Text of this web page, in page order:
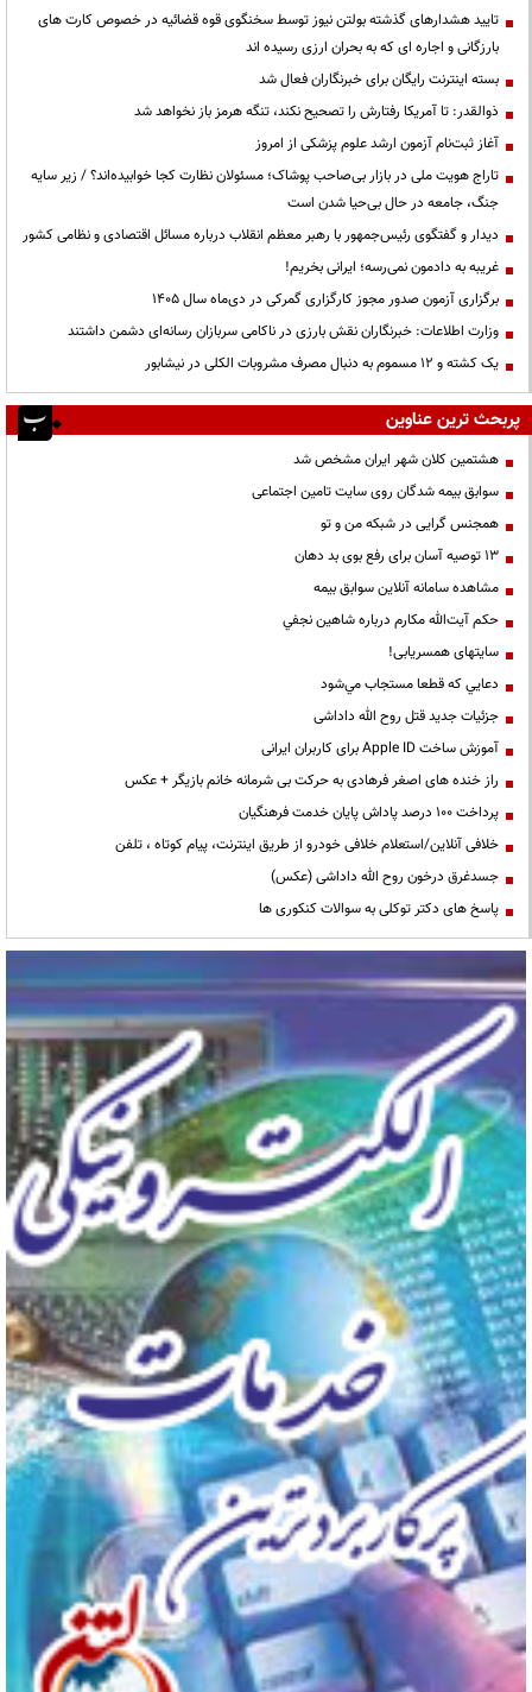
تایید هشدارهای گذشته بولتن نیوز توسط سخنگوی قوه قضائیه در خصوص کارت های
بارزگانی و اجاره ای که به بحران ارزی رسیده اند
بسته اینترنت رایگان برای خبرنگاران فعال شد
ذوالقدر: تا آمریکا رفتارش را تصحیح نکند، تنگه هرمز باز نخواهد شد
آغاز ثبت‌نام آزمون ارشد علوم پزشکی از امروز
تاراج هویت ملی در بازار بی‌صاحب پوشاک؛ مسئولان نظارت کجا خوابیده‌اند؟ / زیر سایه
جنگ، جامعه در حال بی‌حیا شدن است
دیدار و گفتگوی رئیس‌جمهور با رهبر معظم انقلاب درباره مسائل اقتصادی و نظامی کشور
غریبه به دادمون نمی‌رسه؛ ایرانی بخریم!
برگزاری آزمون صدور مجوز کارگزاری گمرکی در دی‌ماه سال ۱۴۰۵
وزارت اطلاعات: خبرنگاران نقش بارزی در ناکامی سربازان رسانه‌ای دشمن داشتند
یک کشته و ۱۲ مسموم به دنبال مصرف مشروبات الکلی در نیشابور
پربحث ترین عناوین
هشتمین کلان شهر ایران مشخص شد
سوابق بیمه شدگان روی سایت تامین اجتماعی
همجنس گرایی در شبکه من و تو
13 توصیه آسان برای رفع بوی بد دهان
مشاهده سامانه آنلاين سوابق بیمه
حكم آيت‌الله مكارم درباره شاهين نجفي
سایتهای همسریابی!
دعايي كه قطعا مستجاب مي‌شود
جزئیات جدید قتل روح الله داداشی
آموزش ساخت Apple ID برای کاربران ایرانی
راز خنده های اصغر فرهادی به حرکت بی شرمانه خانم بازیگر + عکس
پرداخت ۱۰۰ درصد پاداش پایان خدمت فرهنگیان
خلافی آنلاین/استعلام خلافی خودرو از طریق اینترنت، پیام کوتاه ، تلفن
جسدغرق درخون روح الله داداشی (عکس)
پاسخ های دکتر توکلی به سوالات کنکوری ها